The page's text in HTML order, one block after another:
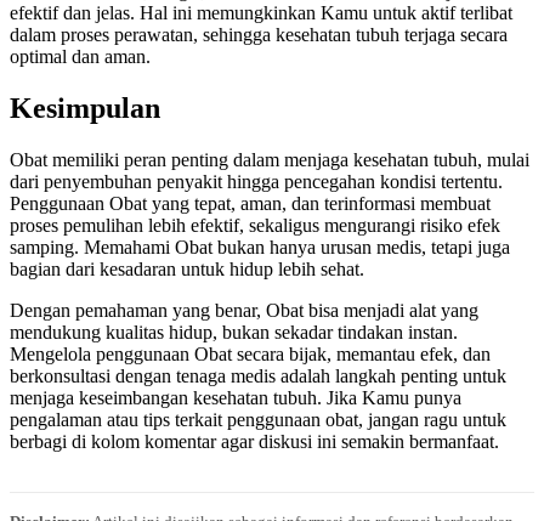
efektif dan jelas. Hal ini memungkinkan Kamu untuk aktif terlibat
dalam proses perawatan, sehingga kesehatan tubuh terjaga secara
optimal dan aman.
Kesimpulan
Obat memiliki peran penting dalam menjaga kesehatan tubuh, mulai
dari penyembuhan penyakit hingga pencegahan kondisi tertentu.
Penggunaan Obat yang tepat, aman, dan terinformasi membuat
proses pemulihan lebih efektif, sekaligus mengurangi risiko efek
samping. Memahami Obat bukan hanya urusan medis, tetapi juga
bagian dari kesadaran untuk hidup lebih sehat.
Dengan pemahaman yang benar, Obat bisa menjadi alat yang
mendukung kualitas hidup, bukan sekadar tindakan instan.
Mengelola penggunaan Obat secara bijak, memantau efek, dan
berkonsultasi dengan tenaga medis adalah langkah penting untuk
menjaga keseimbangan kesehatan tubuh. Jika Kamu punya
pengalaman atau tips terkait penggunaan obat, jangan ragu untuk
berbagi di kolom komentar agar diskusi ini semakin bermanfaat.